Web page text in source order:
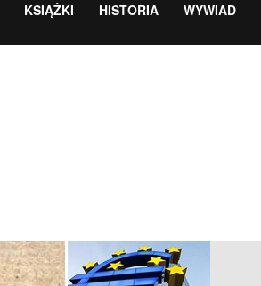
KSIĄŻKI HISTORIA WYWIAD